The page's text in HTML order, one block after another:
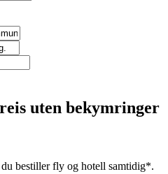
uten bekymringer
bestiller fly og hotell samtidig*.